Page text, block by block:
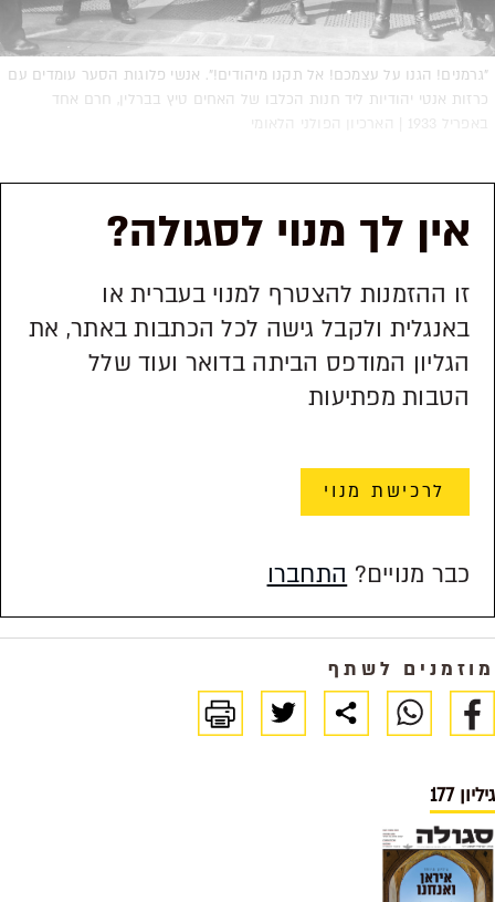
"גרמנים! הגנו על עצמכם! אל תקנו מיהודים!". אנשי פלוגות הסער עומדים עם
כרזות אנטי יהודיות ליד חנות הכלבו של האחים טיץ בברלין, חרם אחד
באפריל 1933 | הארכיון הפולני הלאומי
אין לך מנוי לסגולה?
זו ההזמנות להצטרף למנוי בעברית או
באנגלית ולקבל גישה לכל הכתבות באתר, את
הגליון המודפס הביתה בדואר ועוד שלל
הטבות מפתיעות
לרכישת מנוי
כבר מנויים? התחברו
מוזמנים לשתף
גיליון 177